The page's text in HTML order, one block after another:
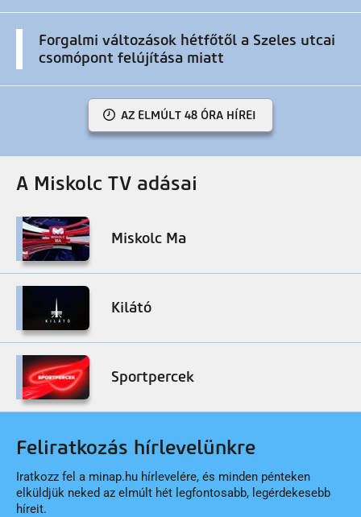
Forgalmi változások hétfőtől a Szeles utcai
csomópont felújítása miatt
AZ ELMÚLT 48 ÓRA HÍREI
A Miskolc TV adásai
Miskolc Ma
Kilátó
Sportpercek
Feliratkozás hírlevelünkre
Iratkozz fel a minap.hu hírlevelére, és minden pénteken
elküldjük neked az elmúlt hét legfontosabb, legérdekesebb
híreit.